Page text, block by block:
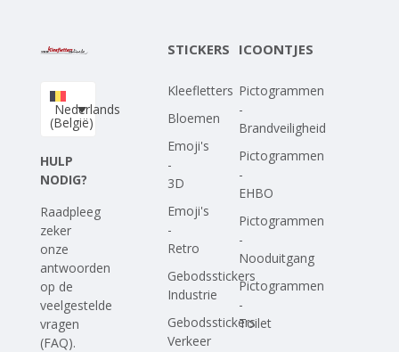
Upload je eigen ontwerp
Corona Covid-19
Nederlands
(België)
HULP
NODIG?
Raadpleeg
zeker
onze
antwoorden
op de
veelgestelde
vragen
(FAQ).
STICKERS
Kleefletters
Bloemen
Emoji's
-
3D
Emoji's
-
Retro
Gebodsstickers
Industrie
Gebodsstickers
Verkeer
ICOONTJES
Pictogrammen
-
Brandveiligheid
Pictogrammen
-
EHBO
Pictogrammen
-
Nooduitgang
Pictogrammen
-
Toilet